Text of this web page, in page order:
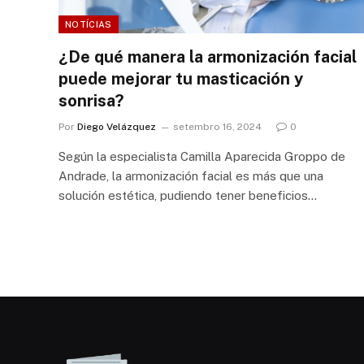
NOTÍCIAS
¿De qué manera la armonización facial
puede mejorar tu masticación y
sonrisa?
Por Diego Velázquez setembro 16, 2024 0
Según la especialista Camilla Aparecida Groppo de
Andrade, la armonización facial es más que una
solución estética, pudiendo tener beneficios…